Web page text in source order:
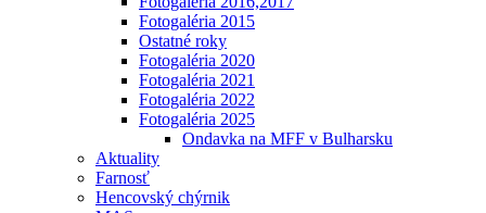
Fotogaléria 2015
Ostatné roky
Fotogaléria 2020
Fotogaléria 2021
Fotogaléria 2022
Fotogaléria 2025
Ondavka na MFF v Bulharsku
Aktuality
Farnosť
Hencovský chýrnik